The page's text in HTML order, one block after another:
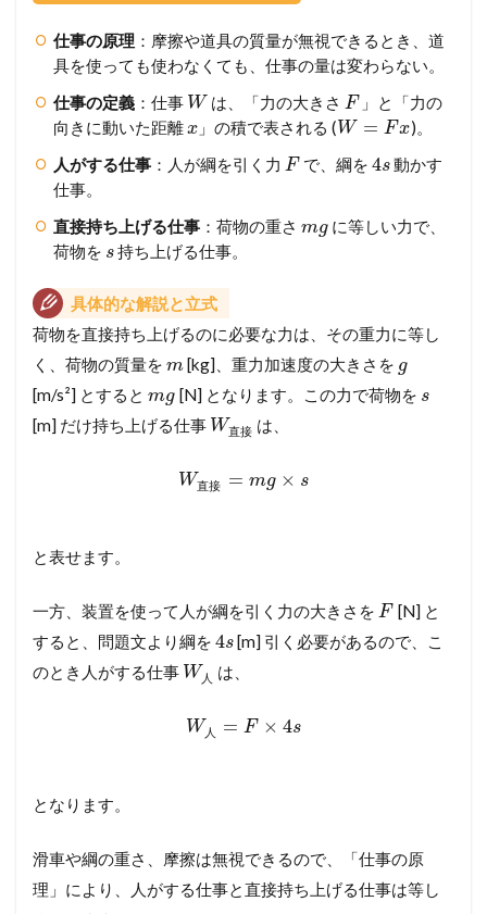
仕事の原理：摩擦や道具の質量が無視できるとき、道
具を使っても使わなくても、仕事の量は変わらない。
仕事の定義：仕事 W は、「力の大きさ F 」と「力の
向きに動いた距離x」の積で表される (W = Fx)。
人がする仕事：人が綱を引く力 F で、綱を4s動かす
仕事。
直接持ち上げる仕事：荷物の重さ mg に等しい力で、
荷物を s持ち上げる仕事。
具体的な解説と立式
荷物を直接持ち上げるのに必要な力は、その重力に等し
く、荷物の質量を m[kg]、重力加速度の大きさを g
[m/s²] とすると mg [N] となります。この力で荷物を s
[m] だけ持ち上げる仕事 W直接 は、
W直接 = mg × s
と表せます。
一方、装置を使って人が綱を引く力の大きさを F [N] と
すると、問題文より綱を 4s[m] 引く必要があるので、こ
のとき人がする仕事 W 人 は、
W 人 = F × 4s
となります。
滑車や綱の重さ、摩擦は無視できるので、「仕事の原
理」により、人がする仕事と直接持ち上げる仕事は等し